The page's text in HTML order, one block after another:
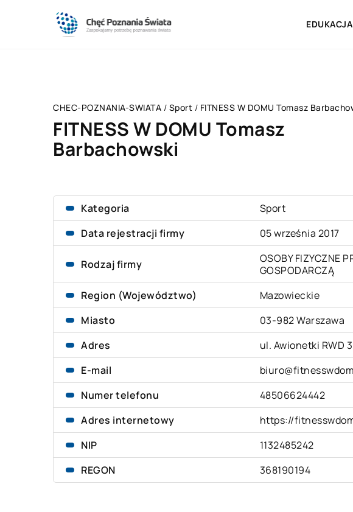
EDUKACJA
CHEC-POZNANIA-SWIATA / Sport / FITNESS W DOMU Tomasz
FITNESS W DOMU Tomasz
Barbachowski
Kategoria
Sport
Data rejestracji firmy
05 września 2017
Rodzaj firmy
OSOBY FIZYCZNE
GOSPODARCZĄ
Region (Województwo)
Mazowieckie
Miasto
03-982 Warszawa
Adres
ul. Awionetki RWD
E-mail
Numer telefonu
48506624442
Adres internetowy
https://
NIP
1132485242
REGON
368190194